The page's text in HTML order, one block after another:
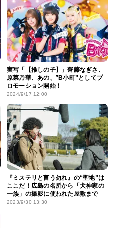
実写「【推しの子】」齊藤なぎさ、
原菜乃華、あの、”B小町”としてプ
ロモーション開始！
2024/9/17 12:00
『ミステリと言う勿れ』の“聖地”は
ここだ！広島の名所から「犬神家の
一族」の撮影に使われた屋敷まで
2023/9/30 13:30